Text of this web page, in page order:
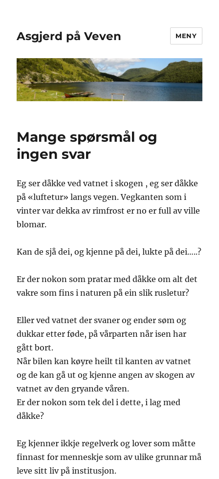
Asgjerd på Veven MENY
Mange spørsmål og
ingen svar
Eg ser dåkke ved vatnet i skogen , eg ser dåkke
på «luftetur» langs vegen. Vegkanten som i
vinter var dekka av rimfrost er no er full av ville
blomar.
Kan de sjå dei, og kjenne på dei, lukte på dei…..?
Er der nokon som pratar med dåkke om alt det
vakre som fins i naturen på ein slik rusletur?
Eller ved vatnet der svaner og ender søm og
dukkar etter føde, på vårparten når isen har
gått bort.
Når bilen kan køyre heilt til kanten av vatnet
og de kan gå ut og kjenne angen av skogen av
vatnet av den gryande våren.
Er der nokon som tek del i dette, i lag med
dåkke?
Eg kjenner ikkje regelverk og lover som måtte
finnast for menneskje som av ulike grunnar må
leve sitt liv på institusjon.